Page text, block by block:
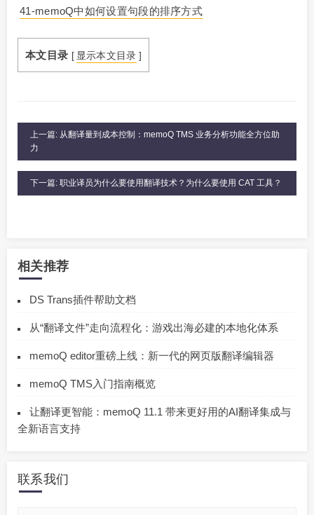
41-memoQ中如何设置句段的排序方式
本文目录 [ 显示本文目录 ]
上一篇: 从翻译量到成本控制：memoQ TMS 业务分析功能全方位助
力
下一篇: 职业译员为什么要使用翻译技术？为什么要使用 CAT 工具？
相关推荐
DS Trans插件帮助文档
从“翻译文件”走向流程化：游戏出海必建的本地化体系
memoQ editor重磅上线：新一代的网页版翻译编辑器
memoQ TMS入门指南概览
让翻译更智能：memoQ 11.1 带来更好用的AI翻译集成与
全新语言支持
联系我们